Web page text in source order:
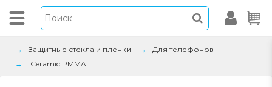
Защитные стекла и пленки
Для телефонов
Ceramic PMMA